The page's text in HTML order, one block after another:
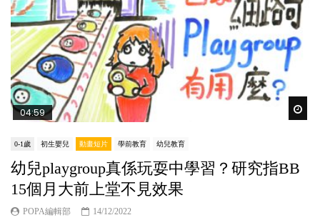
04:59
0-1歲 初生嬰兒 動畫短片 學前教育 幼兒教育
幼兒playgroup真係玩耍中學習？研究指BB
15個月大前上堂不見效果
POPA編輯部 14/12/2022